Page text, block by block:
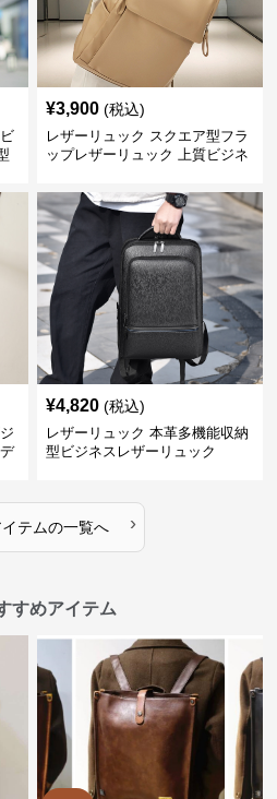
¥3,900 (税込)
レザーリュック スクエア型フラ
ップレザーリュック 上質ビジネ
¥4,820 (税込)
レザーリュック 本革多機能収納
型ビジネスレザーリュック
テムの一覧へ ›
すめアイテム